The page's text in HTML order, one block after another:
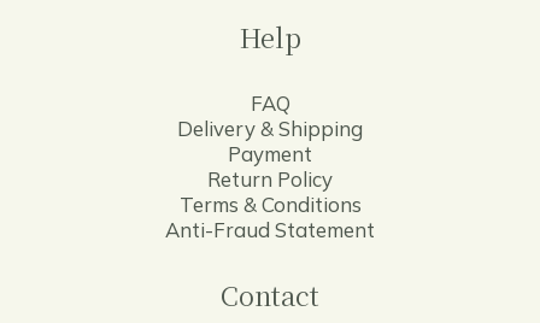
Help
FAQ
Delivery & Shipping
Payment
Return Policy
Terms & Conditions
Anti-Fraud Statement
Contact